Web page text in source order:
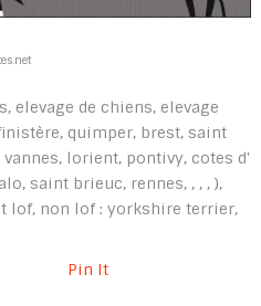
elevage de chiens, elevage
quimper, brest, saint
lorient, pontivy, cotes d'
saint brieuc, rennes, , , , ),
lof, non lof : yorkshire terrier,
Pin It